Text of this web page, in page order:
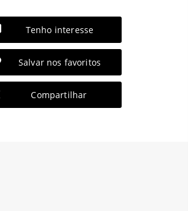
Tenho interesse
Salvar nos favoritos
Compartilhar